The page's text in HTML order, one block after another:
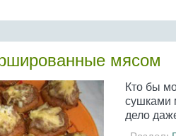
мясом
Кто бы
сушками
дело